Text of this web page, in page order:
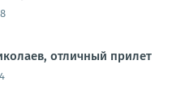
отличный прилет